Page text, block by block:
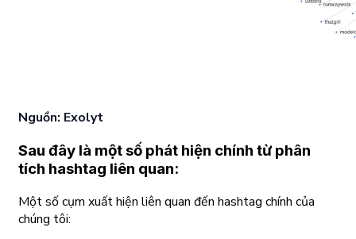
Nguồn: Exolyt
Sau đây là một số phát hiện chính từ phân
tích hashtag liên quan:
Một số cụm xuất hiện liên quan đến hashtag chính của
chúng tôi: